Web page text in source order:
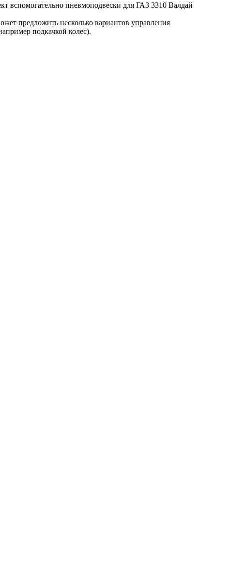
вспомогательно пневмоподвески для ГАЗ 3310 Валдай
предложить несколько вариантов управления
подкачкой колес).